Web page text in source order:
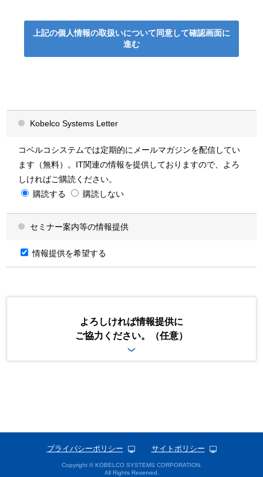
当社では、以下の利用目的の範囲内で個人情報を利用いたしま
す。なお、個別に利用目的を通知・公表する場合には、その利用
目的によるものとします。また、当社では、目的の範囲内であっ
ても、違法または不当な行為を助長または誘発するおそれがある
方法で個人情報を利用しません。
は、製品・サービスに関する保守やサポート、アフターサービス
するため
(2)製品・サービス、導入事例に関する案内
(3)製品・サービス紹介資料・カタログの配布
(4)当社が開催または協賛・出展するセミナー・イベント・展示会の案内
(5)メールマガジン（Kobelco Systems Letter）の配信
に生じる結果について
個人情報を当社に登録いただくか否かは、ご自身が判断されるこ
けない場合や必要項目に不足等があった場合には、当社からの情
かじめご承知おきください。
特定個人情報の取扱いについて
当社は、個人番号及び特定個人情報（以下、「特定個人情報等」とい
います。）の適正な取扱いの確保について組織として取り組むため
規定する安全管理措置を講じます。
上記の個人情報の取扱いについて同意して確認画面に
進む
Kobelco Systems Letter
コベルコシステムでは定期的にメールマガジンを配信してい
ます（無料）。IT関連の情報を提供しておりますので、よろ
しければご購読ください。
購読する
購読しない
セミナー案内等の情報提供
情報提供を希望する
よろしければ情報提供に
ご協力ください。（任意）
プライバシーポリシー サイトポリシー
Copyright © KOBELCO SYSTEMS CORPORATION.
All Rights Reserved.